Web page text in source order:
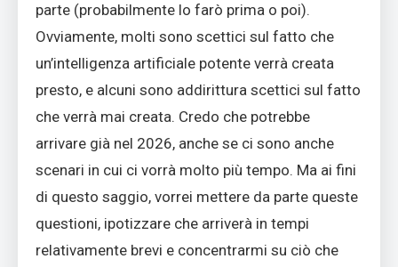
parte (probabilmente lo farò prima o poi).
Ovviamente, molti sono scettici sul fatto che
un’intelligenza artificiale potente verrà creata
presto, e alcuni sono addirittura scettici sul fatto
che verrà mai creata. Credo che potrebbe
arrivare già nel 2026, anche se ci sono anche
scenari in cui ci vorrà molto più tempo. Ma ai fini
di questo saggio, vorrei mettere da parte queste
questioni, ipotizzare che arriverà in tempi
relativamente brevi e concentrarmi su ciò che